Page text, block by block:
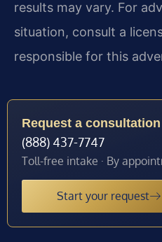
results may vary. For
situation, consult a
responsible for this
Request a consultation
(888) 437-7747
Toll-free intake · By
Start your request